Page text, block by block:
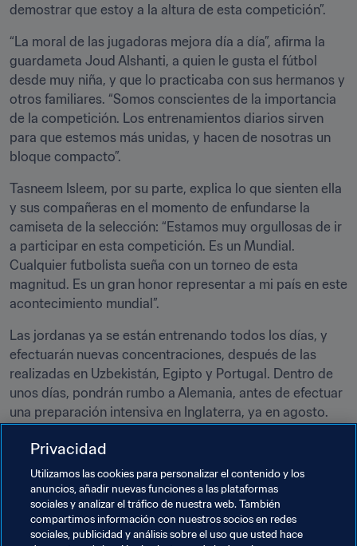
demostrar que estoy a la altura de esta competición”.
“La moral de las jugadoras mejora día a día”, afirma la
guardameta Joud Alshanti, a quien le gusta el fútbol
desde muy niña, y que lo practicaba con sus hermanos y
otros familiares. “Somos conscientes de la importancia
de la competición. Los entrenamientos diarios sirven
para que estemos más unidas, y hacen de nosotras un
bloque compacto”.
Tasneem Isleem, por su parte, explica lo que sienten ella
y sus compañeras en el momento de enfundarse la
camiseta de la selección: “Estamos muy orgullosas de ir
a participar en esta competición. Es un Mundial.
Cualquier futbolista sueña con un torneo de esta
magnitud. Es un gran honor representar a mi país en este
acontecimiento mundial”.
Las jordanas ya se están entrenando todos los días, y
efectuarán nuevas concentraciones, después de las
realizadas en Uzbekistán, Egipto y Portugal. Dentro de
unos días, pondrán rumbo a Alemania, antes de efectuar
una preparación intensiva en Inglaterra, ya en agosto.
de la preparación: partidos amistosos ante otras
selecciones participantes.
Temas relacionados
Privacidad
Utilizamos las cookies para personalizar el contenido y los
anuncios, añadir nuevas funciones a las plataformas
sociales y analizar el tráfico de nuestra web. También
compartimos información con nuestros socios en redes
sociales, publicidad y análisis sobre el uso que usted hace